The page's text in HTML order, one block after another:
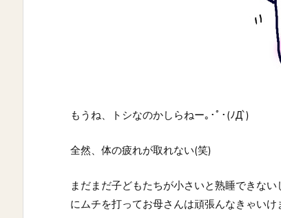
もうね、トシなのかしらねー｡･ﾟ･(ﾉД`)
全然、体の疲れが取れない(笑)
まだまだ子どもたちが小さいと熟睡できな
にムチを打ってお母さんは頑張んなきゃいけ